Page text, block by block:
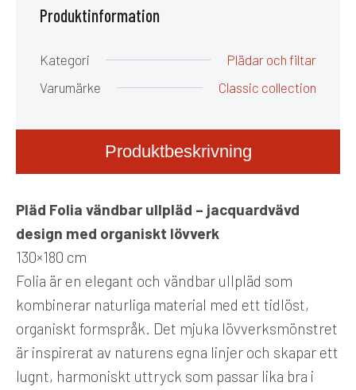
Produktbeskrivning
Pläd Folia vändbar ullpläd – jacquardvävd
design med organiskt lövverk
130×180 cm
Folia är en elegant och vändbar ullpläd som
kombinerar naturliga material med ett tidlöst,
organiskt formspråk. Det mjuka lövverksmönstret
är inspirerat av naturens egna linjer och skapar ett
lugnt, harmoniskt uttryck som passar lika bra i
Produktinformation
Kategori
Plädar och filtar
Varumärke
Classic collection